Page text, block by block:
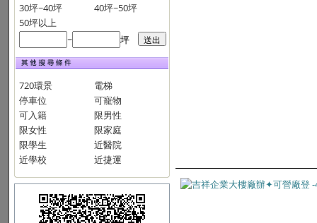
30坪~40坪
40坪~50坪
50坪以上
~
坪
720環景
電梯
停車位
可寵物
可入籍
限男性
限女性
限家庭
限學生
近醫院
近學校
近捷運